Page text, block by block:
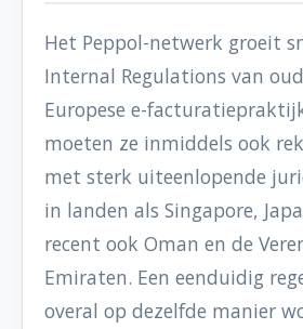
Het Peppol-netwerk groeit
Internal Regulations van
Europese e-
moeten ze inmiddels ook
met sterk uiteenlopende
in landen als Singapore,
recent ook Oman en de
Emiraten. Een eenduidig
overal op dezelfde manier